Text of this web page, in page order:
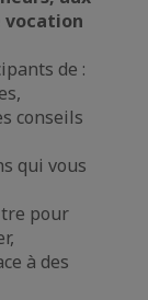
vocation
de :
conseils
qui vous
pour
à des